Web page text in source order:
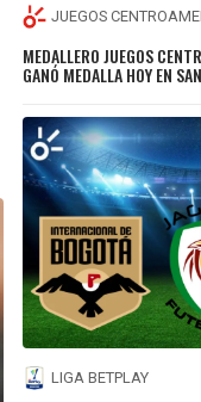
JUEGOS
MEDALLERO JUEGOS
GANÓ MEDALLA HOY EN
LIGA BETPLAY